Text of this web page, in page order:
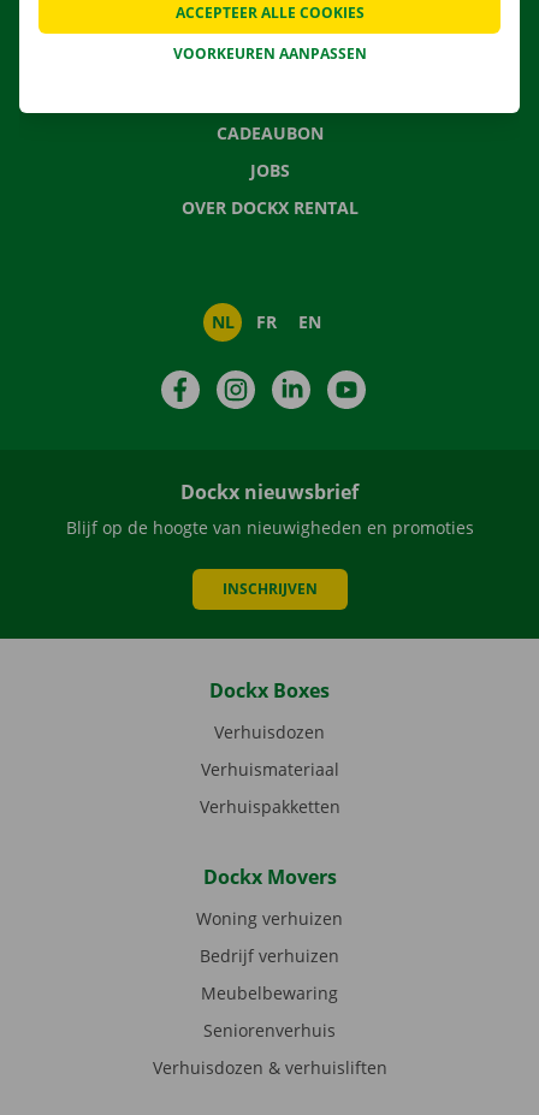
CONTACTEER ONS
VEELGESTELDE VRAGEN
CADEAUBON
JOBS
OVER DOCKX RENTAL
NL FR EN
FacebookInstagramLinkedIn
Dockx nieuwsbrief
Blijf op de hoogte van nieuwigheden en promoties
INSCHRIJVEN
Dockx Boxes
Verhuisdozen
Verhuismateriaal
Verhuispakketten
Dockx Movers
Woning verhuizen
Bedrijf verhuizen
Meubelbewaring
Seniorenverhuis
Verhuisdozen & verhuisliften
VOORKEUREN AANPASSEN
ACCEPTEER ALLE COOKIES